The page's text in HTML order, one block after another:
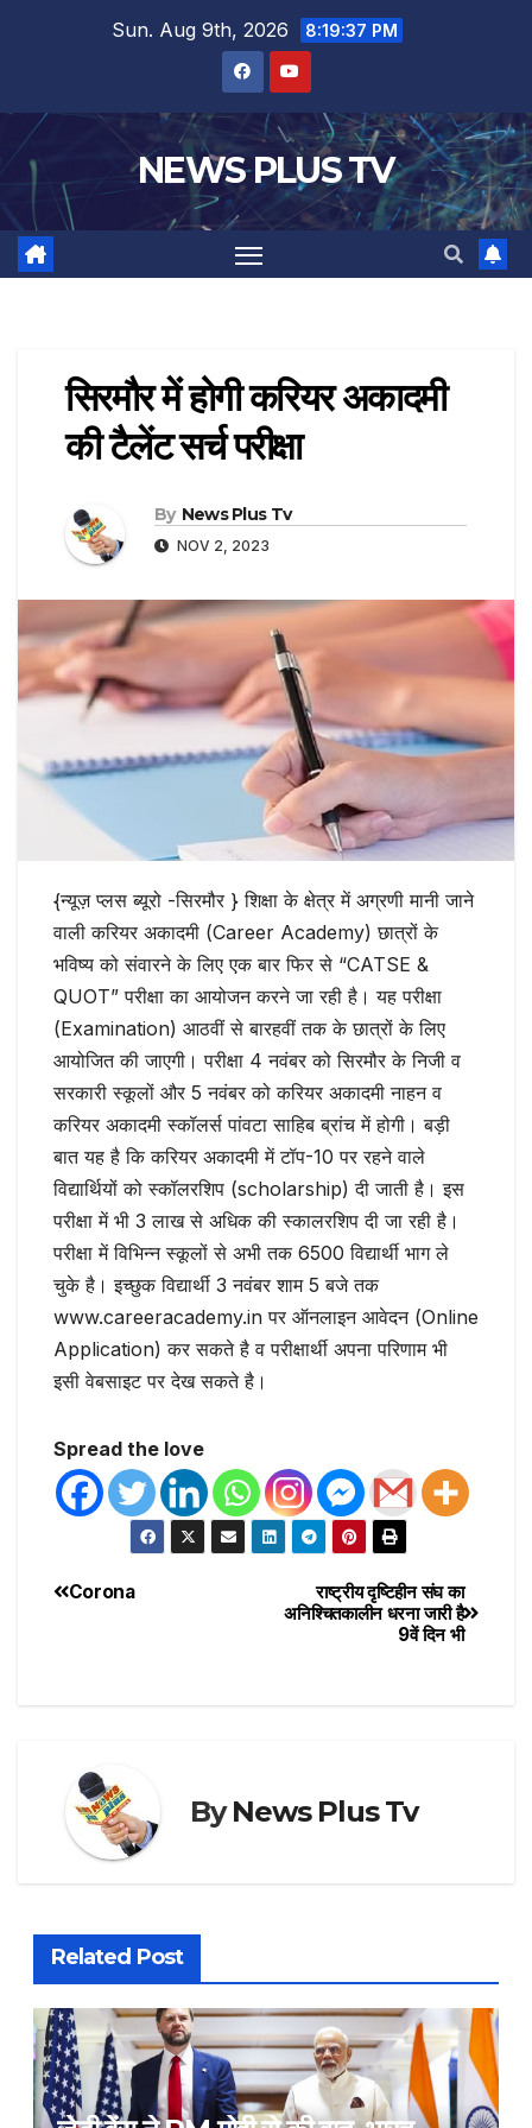
Sun. Aug 9th, 2026 8:19:38 PM
NEWS PLUS TV
सिरमौर में होगी करियर अकादमी
की टैलेंट सर्च परीक्षा
By News Plus Tv
NOV 2, 2023
{न्यूज़ प्लस ब्यूरो -सिरमौर } शिक्षा के क्षेत्र में अग्रणी मानी जाने
वाली करियर अकादमी (Career Academy) छात्रों के
भविष्य को संवारने के लिए एक बार फिर से “CATSE &
QUOT” परीक्षा का आयोजन करने जा रही है। यह परीक्षा
(Examination) आठवीं से बारहवीं तक के छात्रों के लिए
आयोजित की जाएगी। परीक्षा 4 नवंबर को सिरमौर के निजी व
सरकारी स्कूलों और 5 नवंबर को करियर अकादमी नाहन व
करियर अकादमी स्कॉलर्स पांवटा साहिब ब्रांच में होगी। बड़ी
बात यह है कि करियर अकादमी में टॉप-10 पर रहने वाले
विद्यार्थियों को स्कॉलरशिप (scholarship) दी जाती है। इस
परीक्षा में भी 3 लाख से अधिक की स्कालरशिप दी जा रही है।
परीक्षा में विभिन्न स्कूलों से अभी तक 6500 विद्यार्थी भाग ले
चुके है। इच्छुक विद्यार्थी 3 नवंबर शाम 5 बजे तक
www.careeracademy.in पर ऑनलाइन आवेदन (Online
Application) कर सकते है व परीक्षार्थी अपना परिणाम भी
इसी वेबसाइट पर देख सकते है।
Spread the love
राष्ट्रीय दृष्टिहीन संघ का
अनिश्चितकालीन धरना जारी है
9वें दिन भी
Corona
ByNews Plus Tv
Related Post